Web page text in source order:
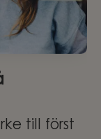
till först